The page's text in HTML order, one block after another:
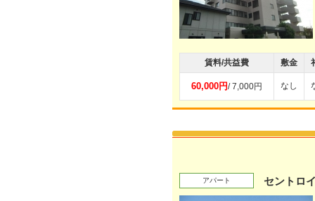
賃料/共益費 敷金
60,000円/ 7,000円 なし
アパート セントロ